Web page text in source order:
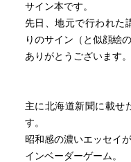
サイン本です。
先日、地元で行われた
りのサイン（と似顔絵
ありがとうございます。
主に北海道新聞に載せ
す。
昭和感の濃いエッセイ
インベーダーゲーム。